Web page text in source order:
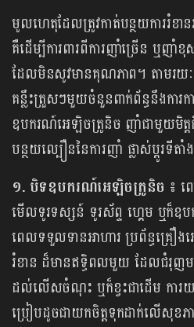
មូលហេតុដែលត្រូវកាត់បន្ថយការរំខ
គឺដើម្បីការពារពីការញាំច្រើន ឬញ
ដែលមិនសូវមានគុណភាព។ តាមរយ
គន្លឹះត្រួសៗមួយចំនួនពាក់ព័ន្ធនឹងការ
ឧបករណ៍អេឡិចត្រូនិច ញាំជាមួយមិត្ត
បន្ថយល្បឿននៃការញាំ ផ្លាស់ប្តូរទី
១. បិទឧបករណ៍អេឡិចត្រូនិច ៖ ព
មើលទូរទស្សន៍ ទូរស័ព្ទ ហ្គេម ឬក៏
ពេលទទួលទានអាហារ ប្រព័ន្ធគ្រឿ
រំខាន ដ៏មានឥទ្ធិពលមួយ ដែលជំរុ
ដល់លើសចំណុះ ឬក៏ខ្វះជាដើម ការ
ប្រៀបដូចជាយកចិត្តទុកដាក់លើសុខភា